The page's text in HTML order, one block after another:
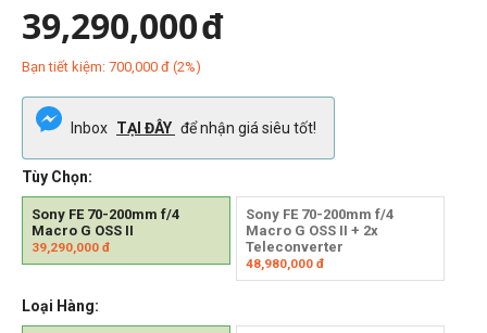
39,290,000đ
Bạn tiết kiệm: 700,000 đ (2%)
Inbox TẠI ĐÂY để nhận giá siêu tốt!
Tùy Chọn:
Sony FE 70-200mm f/4
Macro G OSS II
39,290,000 đ
Sony FE 70-200mm f/4
Macro G OSS II + 2x
Teleconverter
48,980,000đ
Loại Hàng: